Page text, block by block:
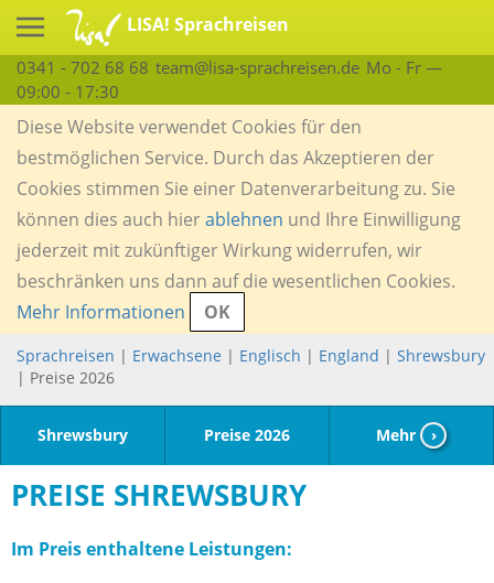
LISA! Sprachreisen
0341 - 702 68 68 team@lisa-sprachreisen.de Mo - Fr —
09:00 - 17:30
Diese Website verwendet Cookies für den
bestmöglichen Service. Durch das Akzeptieren der
Cookies stimmen Sie einer Datenverarbeitung zu. Sie
können dies auch hierablehnen und Ihre Einwilligung
jederzeit mit zukünftiger Wirkung widerrufen, wir
beschränken uns dann auf die wesentlichen Cookies.
Mehr Informationen
OK
Sprachreisen | Erwachsene | Englisch | England | Shrewsbury
| Preise 2026
Shrewsbury Preise 2026 Mehr ›
PREISE SHREWSBURY
Im Preis enthaltene Leistungen: